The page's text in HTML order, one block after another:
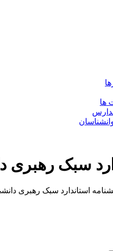
ها
سبک رهبری
استاندارد سبک رهبری